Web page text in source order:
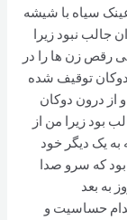
سیاه با شیشه
جالب نبود زیرا
رقص زن ها را در
توقیف شده
از درون دوکان
بود زیرا من از
به یک دیگر خود
که سرو صدا
به بعد
حساسیت و